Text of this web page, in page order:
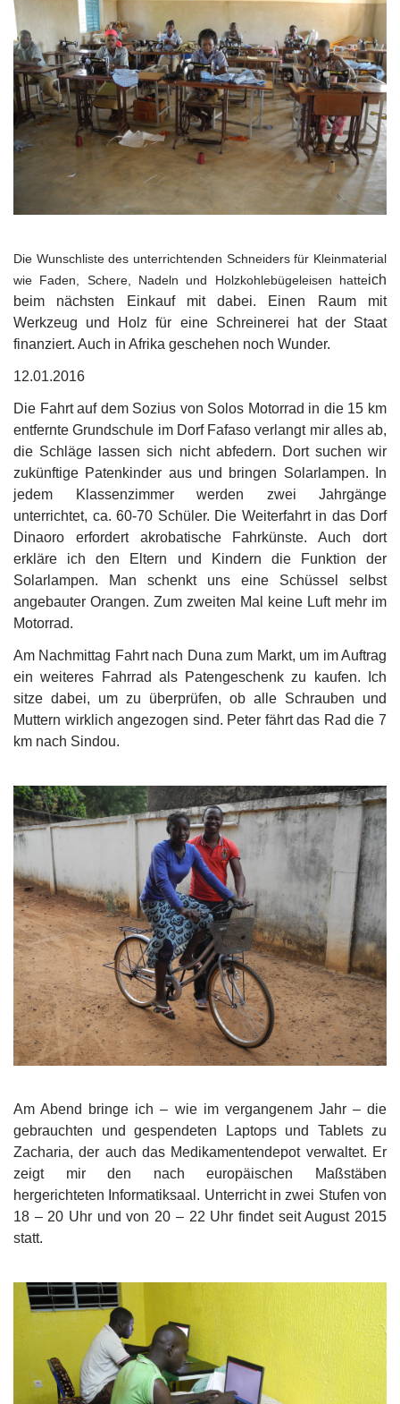
Die Wunschliste des unterrichtenden Schneiders für Kleinmaterial
wie Faden, Schere, Nadeln und Holzkohlebügeleisen hatteich
beim nächsten Einkauf mit dabei. Einen Raum mit
Werkzeug und Holz für eine Schreinerei hat der Staat
finanziert. Auch in Afrika geschehen noch Wunder.
12.01.2016
Die Fahrt auf dem Sozius von Solos Motorrad in die 15 km
entfernte Grundschule im Dorf Fafaso verlangt mir alles ab,
die Schläge lassen sich nicht abfedern. Dort suchen wir
zukünftige Patenkinder aus und bringen Solarlampen. In
jedem Klassenzimmer werden zwei Jahrgänge
unterrichtet, ca. 60-70 Schüler. Die Weiterfahrt in das Dorf
Dinaoro erfordert akrobatische Fahrkünste. Auch dort
erkläre ich den Eltern und Kindern die Funktion der
Solarlampen. Man schenkt uns eine Schüssel selbst
angebauter Orangen. Zum zweiten Mal keine Luft mehr im
Motorrad.
Am Nachmittag Fahrt nach Duna zum Markt, um im Auftrag
ein weiteres Fahrrad als Patengeschenk zu kaufen. Ich
sitze dabei, um zu überprüfen, ob alle Schrauben und
Muttern wirklich angezogen sind. Peter fährt das Rad die 7
km nach Sindou.
Am Abend bringe ich – wie im vergangenem Jahr – die
gebrauchten und gespendeten Laptops und Tablets zu
Zacharia, der auch das Medikamentendepot verwaltet. Er
zeigt mir den nach europäischen Maßstäben
hergerichteten Informatiksaal. Unterricht in zwei Stufen von
18 – 20 Uhr und von 20 – 22 Uhr findet seit August 2015
statt.